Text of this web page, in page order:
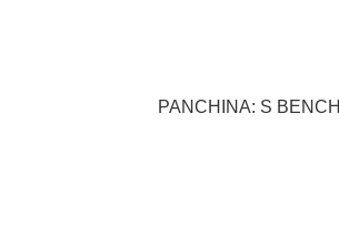
PANCHINA: S BENCH